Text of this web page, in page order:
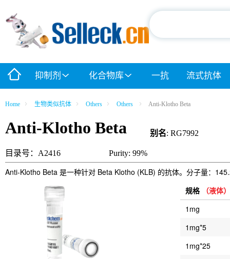
抑制剂 化合物库 一抗 流式抗体
Home 生物类似抗体 Others Others Anti-Klotho Beta
Anti-Klotho Beta 别名: RG7992
目录号：A2416 Purity: 99%
Anti-Klotho Beta 是一种针对 Beta Klotho (KLB) 的抗体。分子量：
规格 （液体）
1mg
1mg*5
1mg*25